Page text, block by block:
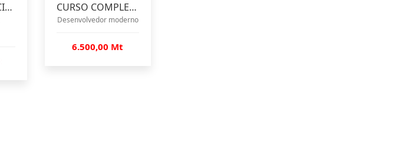
CURSO ESSENCIAL WORDPRESS CURSO COMPLETO PHP 2023
Desenvolvedor moderno
6.500,00 Mt